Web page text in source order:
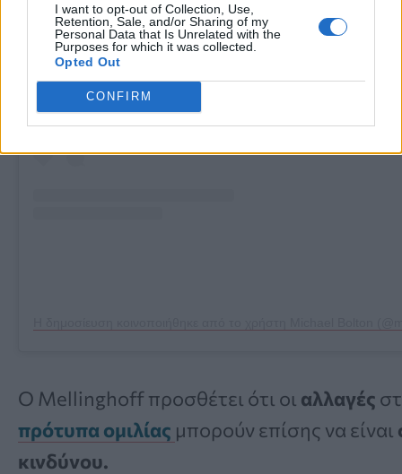
I want to opt-out of Collection, Use,
Retention, Sale, and/or Sharing of my
Personal Data that Is Unrelated with the
Purposes for which it was collected.
Opted Out
CONFIRM
Δείτε αυτή τη δημοσίευση στο Instagram.
Ο Mellinghoff προσθέτει ότι οι αλλαγές
πρότυπα ομιλίας μπορούν επίσης να είναι
κινδύνου.